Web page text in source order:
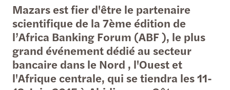
Mazars est fier d'être le partenaire
scientifique de la 7ème édition de
l’Africa Banking Forum (ABF ), le plus
grand événement dédié au secteur
bancaire dans le Nord , l'Ouest et
l'Afrique centrale, qui se tiendra les 11-